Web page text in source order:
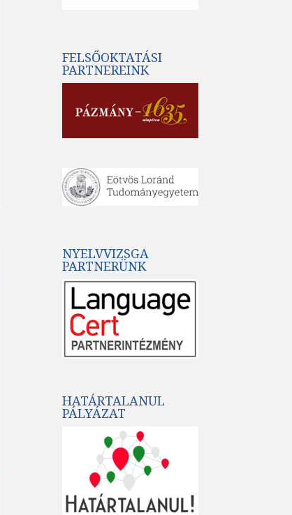
FELSŐOKTATÁSI
PARTNEREINK
NYELVVIZSGA
PARTNERÜNK
HATÁRTALANUL
PÁLYÁZAT